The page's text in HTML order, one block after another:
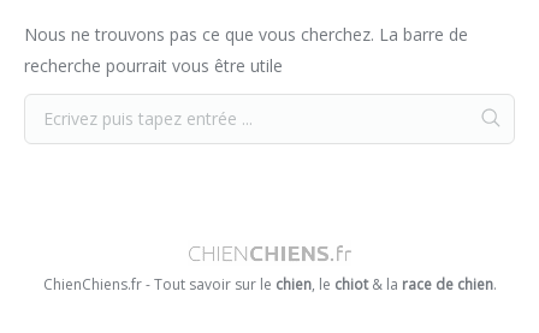
Nous ne trouvons pas ce que vous cherchez. La barre de
recherche pourrait vous être utile
ChienChiens.fr - Tout savoir sur le chien, le chiot& la race de chien.